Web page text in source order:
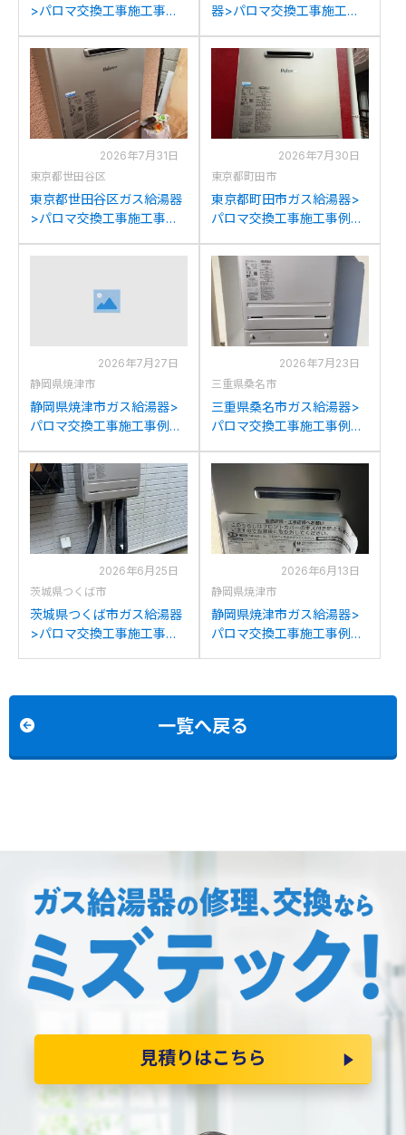
>パロマ交換工事施工事
2050AWXからパロマFH-
E2022SAWLへの交換
器>パロマ交換工事施工事
らパロマFH-E2022SAWLへ
の交換
2026年7月31日
東京都世田谷区
東京都世田谷区ガス給湯器
>パロマ交換工事施工事
C2052SAWXからパロマ
2026年7月30日
東京都町田市
東京都町田市ガス給湯器>
パロマ交換工事施工事例：
らパロマFH-E2022SAWLへ
の交換
2026年7月27日
静岡県焼津市
静岡県焼津市ガス給湯器>
パロマ交換工事施工事例：
E2008SAW(A)からパロマ
FH-E2022SAWLへの交換
2026年7月23日
三重県桑名市
三重県桑名市ガス給湯器>
パロマ交換工事施工事例：
K2001SAW(A)からパロマ
FH-E2022SAWLへの交換
2026年6月25日
茨城県つくば市
茨城県つくば市ガス給湯器
>パロマ交換工事施工事
2026年6月13日
静岡県焼津市
静岡県焼津市ガス給湯器>
パロマ交換工事施工事例：
一覧へ戻る
見積りはこちら